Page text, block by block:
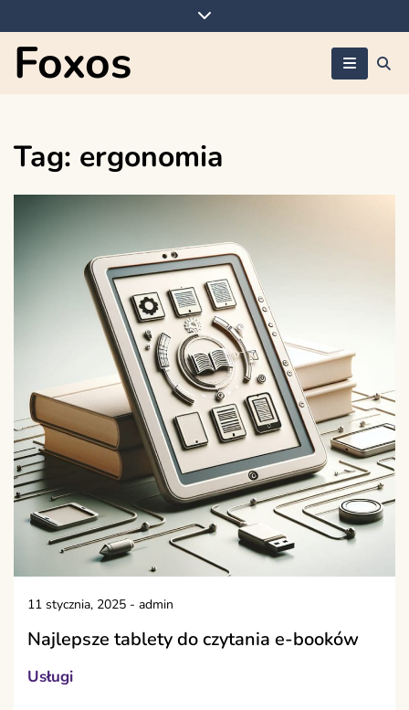
to
content
Foxos
Tag: ergonomia
11 stycznia, 2025 - admin
Najlepsze tablety do czytania e-booków
Usługi